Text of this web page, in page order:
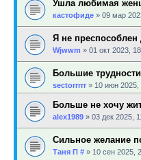
Ушла любимая
кастофиде » 09 мар
Я не
Wjwwm » 01 окт 2023,
Большие
sectorrrrr » 10 июн 2025,
Больше не хочу
alex1989 » 03 дек 2025,
Сильное желание
Таня П # » 10 сен 2025,